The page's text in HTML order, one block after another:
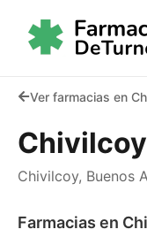
Ver farmacias en
Chivilcoy
Chivilcoy, Buenos
Farmacias en